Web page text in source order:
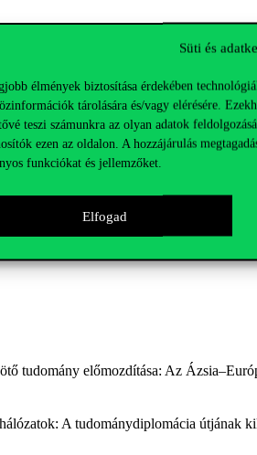
Süti és
élmények biztosítása érdekében
tárolására és/vagy elérésére.
teszi számunkra az olyan adatok
ezen az oldalon. A hozzájárulás
funkciókat és jellemzőket.
Elfogad
technológia és innováció diplomácia
Club
hangzanak el olyan
stratégiák. Ezek a témák
a régiók közötti
stratégiákat.
tudomány előmozdítása: Az
A tudománydiplomácia útjának